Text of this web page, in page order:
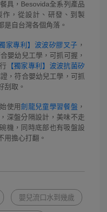
具，Besovida全系列產品
作，從設計、研發、到製
是自台灣各個角落。
家專利】波波矽膠叉子 ，
嬰幼兒工學，可抓可握，
【獨家專利】波波抗菌矽
，符合嬰幼兒工學，可抓
刮取。
使用劍龍兒童學習餐盤 ，
深盤分隔設計，美味不走
機，同時底部也有吸盤設
用擔心打翻。
嬰兒流口水到幾歲